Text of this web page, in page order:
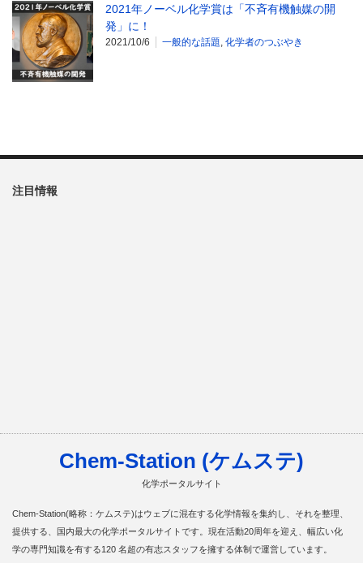
2021年ノーベル化学賞は「不斉有機触媒の開
発」に！
2021/10/6 一般的な話題, 化学者のつぶやき
注目情報
Chem-Station (ケムステ)
化学ポータルサイト
Chem-Station(略称：ケムステ)はウェブに混在する化学情報を集約し、それを整理、
提供する、国内最大の化学ポータルサイトです。現在活動20周年を迎え、幅広い化
学の専門知識を有する120 名超の有志スタッフを擁する体制で運営しています。